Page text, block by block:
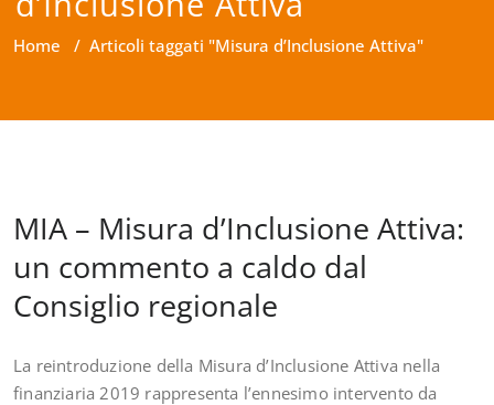
Home / Articoli taggati "Misura d’Inclusione Attiva"
MIA – Misura d’Inclusione Attiva:
un commento a caldo dal
Consiglio regionale
La reintroduzione della Misura d’Inclusione Attiva nella
finanziaria 2019 rappresenta l’ennesimo intervento da